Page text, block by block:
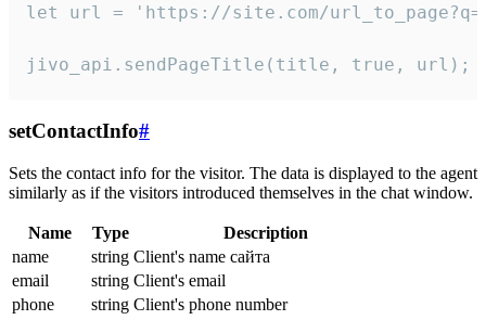
let url = 'https://site.com/
jivo_api.sendPageTitle(title, true, url);
setContactInfo#
Sets the contact info for the visitor. The data is displayed to the agent
similarly as if the visitors introduced themselves in the chat window.
Name Type
Description
name
string Client's name сайта
email
string Client's email
phone
string Client's phone number